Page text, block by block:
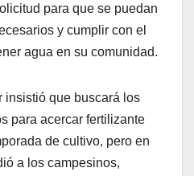
para que se puedan
y cumplir con el
agua en su comunidad.
insistió que buscará los
para acercar fertilizante
de cultivo, pero en
a los campesinos,